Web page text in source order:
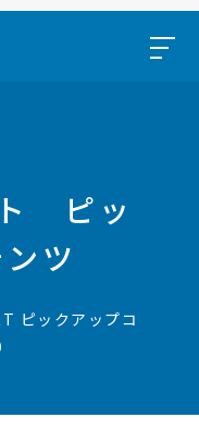
ピッ
ツ
ピックアップコ